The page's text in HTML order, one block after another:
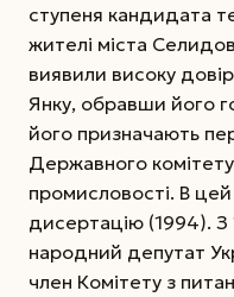
ступеня кандидата
жителі міста
виявили високу
Янку, обравши його
його призначають
Державного комітету
промисловості. В
дисертацію (1994).
народний депутат
член Комітету з